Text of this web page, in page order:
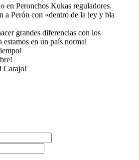
en Peronchos Kukas reguladores.
a Perón con «dentro de la ley y bla
grandes diferencias con los
estamos en un país normal
Carajo!